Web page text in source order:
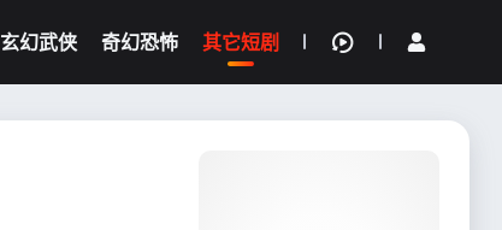
玄幻武侠 奇幻恐怖 其它短剧
我的观影记录